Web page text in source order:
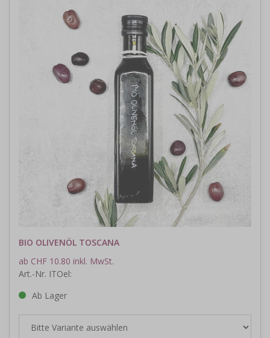
BIO OLIVENÖL TOSCANA
ab CHF 10.80 inkl. MwSt.
Art.-Nr. ITOel:
Ab Lager